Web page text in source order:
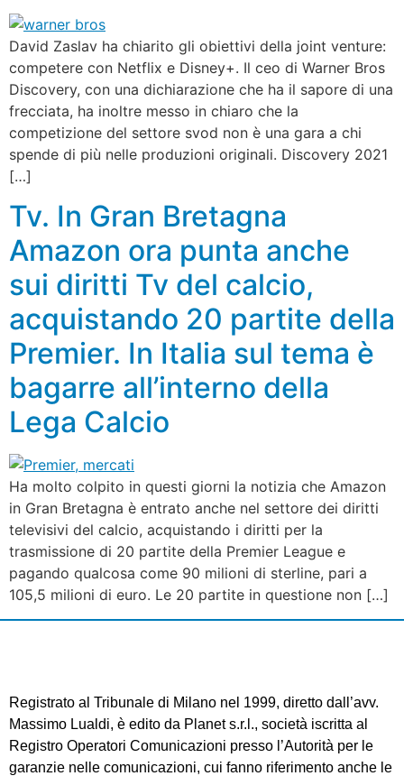
David Zaslav ha chiarito gli obiettivi della joint venture:
competere con Netflix e Disney+. Il ceo di Warner Bros
Discovery, con una dichiarazione che ha il sapore di una
frecciata, ha inoltre messo in chiaro che la
competizione del settore svod non è una gara a chi
spende di più nelle produzioni originali. Discovery 2021
[…]
Tv. In Gran Bretagna
Amazon ora punta anche
sui diritti Tv del calcio,
acquistando 20 partite della
Premier. In Italia sul tema è
bagarre all’interno della
Lega Calcio
Ha molto colpito in questi giorni la notizia che Amazon
in Gran Bretagna è entrato anche nel settore dei diritti
televisivi del calcio, acquistando i diritti per la
trasmissione di 20 partite della Premier League e
pagando qualcosa come 90 milioni di sterline, pari a
105,5 milioni di euro. Le 20 partite in questione non […]
Registrato al Tribunale di Milano nel 1999, diretto dall’avv.
Massimo Lualdi, è edito da Planet s.r.l., società iscritta al
Registro Operatori Comunicazioni presso l’Autorità per le
garanzie nelle comunicazioni, cui fanno riferimento anche le